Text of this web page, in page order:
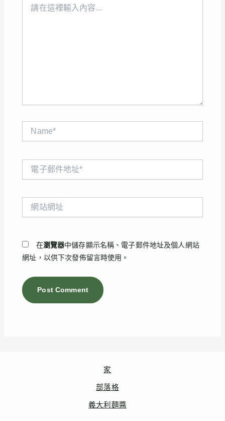
在瀏覽器中儲存顯示名稱、電子郵件地址及個人網站
網址，以供下次發佈留言時使用。
家
部落格
義大利麵醬